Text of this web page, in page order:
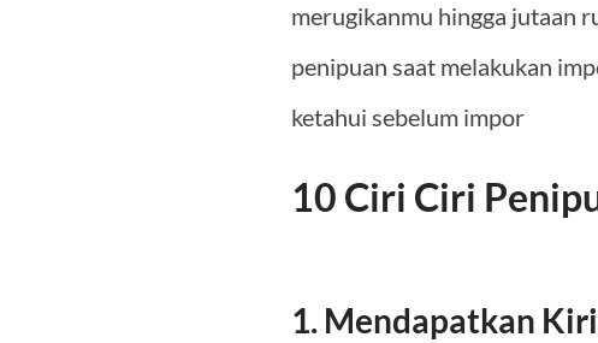
merugikanmu hingga jutaan
penipuan saat melakukan
ketahui sebelum impor
10 Ciri Ciri
1. Mendapatkan